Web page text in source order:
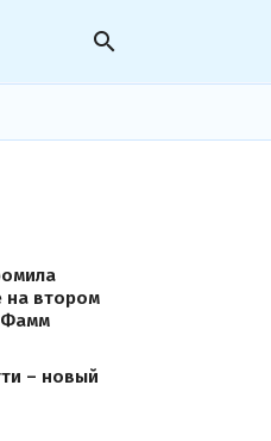
search
на втором
Фамм
– новый